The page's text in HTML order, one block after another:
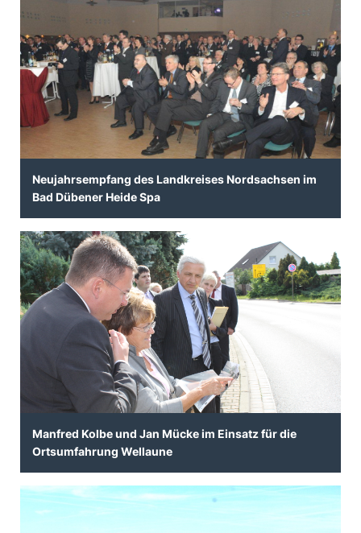
Neujahrsempfang des Landkreises Nordsachsen im
Bad Dübener Heide Spa
Manfred Kolbe und Jan Mücke im Einsatz für die
Ortsumfahrung Wellaune